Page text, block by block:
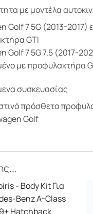
με μοντέλα
Golf 7 5G (2013-2017)
GTI
Golf 7 5G 7.5 (2017-
με προφυλακτήρα
συσκευασίας
πρόσθετο
Golf